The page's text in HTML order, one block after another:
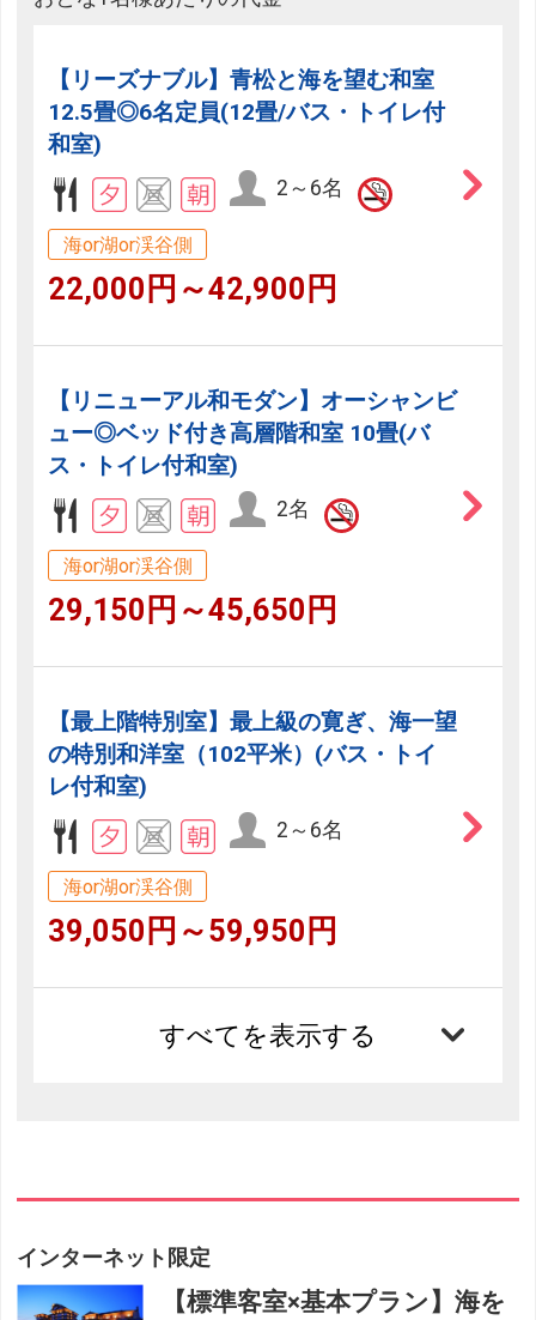
【リーズナブル】青松と海を望む和室
12.5畳◎6名定員(12畳/バス・トイレ付
和室)
2～6名
海or湖or渓谷側
22,000円～42,900円
【リニューアル和モダン】オーシャンビ
ュー◎ベッド付き高層階和室 10畳(バ
ス・トイレ付和室)
2名
海or湖or渓谷側
29,150円～45,650円
【最上階特別室】最上級の寛ぎ、海一望
の特別和洋室（102平米）(バス・トイ
レ付和室)
2～6名
海or湖or渓谷側
39,050円～59,950円
すべてを表示する
インターネット限定
【標準客室×基本プラン】海を